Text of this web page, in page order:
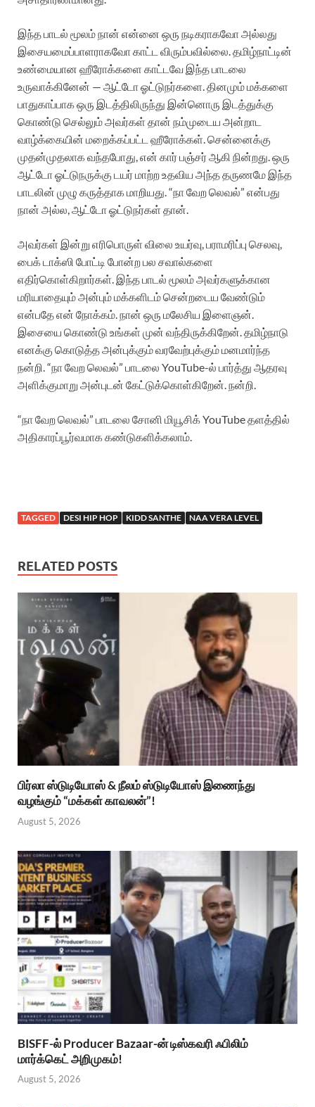
இந்த பாடல் மூலம் நான் என்னை ஒரு நடிகராகவோ அல்லது
இசையமைப்பாளராகவோ காட்ட விரும்பவில்லை. தமிழ்நாட்டின்
உண்மையான ஹீரோக்களை காட்டவே இந்த பாடலை
உருவாக்கினேன் — ஆட்டோ ஓட்டுநர்களை. தினமும் மக்களை
பாதுகாப்பாக ஒரு இடத்திலிருந்து இன்னொரு இடத்துக்கு
கொண்டு செல்லும் அவர்கள் தான் நம்முடைய அன்றாட
வாழ்க்கையின் மறைக்கப்பட்ட ஹீரோக்கள். சென்னைக்கு
முதன்முதலாக வந்தபோது, என் கார் பஞ்சர் ஆகி நின்றது. ஒரு
ஆட்டோ ஓட்டுநருக்கு டயர் மாற்ற உதவிய அந்த தருணமே இந்த
பாடலின் முழு கருத்தாக மாறியது. “நா வேற லெவல்” என்பது
நான் அல்ல, ஆட்டோ ஓட்டுநர்கள் தான்.
அவர்கள் இன்று எரிபொருள் விலை உயர்வு, பராமரிப்பு செலவு,
பைக் டாக்ஸி போட்டி போன்ற பல சவால்களை
எதிர்கொள்கிறார்கள். இந்த பாடல் மூலம் அவர்களுக்கான
மரியாதையும் அன்பும் மக்களிடம் சென்றடைய வேண்டும்
என்பதே என் நோக்கம். நான் ஒரு மலேசிய இளைஞன்.
இசையை கொண்டு உங்கள் முன் வந்திருக்கிறேன். தமிழ்நாடு
எனக்கு கொடுத்த அன்புக்கும் வரவேற்புக்கும் மனமார்ந்த
நன்றி. “நா வேற லெவல்” பாடலை YouTube-ல் பார்த்து ஆதரவு
அளிக்குமாறு அன்புடன் கேட்டுக்கொள்கிறேன். நன்றி.
“நா வேற லெவல்” பாடலை சோனி மியூசிக் YouTube தளத்தில்
அதிகாரப்பூர்வமாக கண்டுகளிக்கலாம்.
TAGGED DESI HIP HOP KIDD SANTHE NAA VERA LEVEL
RELATED POSTS
பிர்லா ஸ்டுடியோஸ் & நீலம் ஸ்டுடியோஸ் இணைந்து
வழங்கும் “மக்கள் காவலன்”!
August 5, 2026
BISFF-ல் Producer Bazaar-ன் டிஸ்கவரி ஃபிலிம்
மார்க்கெட் அறிமுகம்!
August 5, 2026